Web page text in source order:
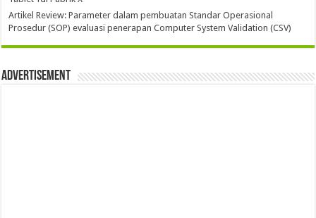
Artikel Review: Parameter dalam pembuatan Standar Operasional
Prosedur (SOP) evaluasi penerapan Computer System Validation (CSV)
Advertisement